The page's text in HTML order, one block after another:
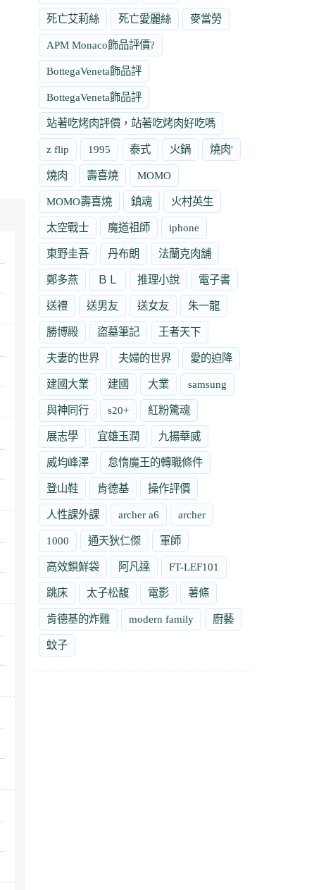
死亡艾莉絲 死亡愛麗絲 麥當勞
APM Monaco飾品評價?
BottegaVeneta飾品評
BottegaVeneta飾品評
站著吃烤肉評價，站著吃烤肉好吃嗎
z flip 1995 泰式 火鍋 燒肉'
燒肉 壽喜燒 MOMO
MOMO壽喜燒 鎮魂 火村英生
太空戰士 魔道祖師 iphone
東野圭吾 丹布朗 法蘭克肉舖
鄭多燕 ＢＬ 推理小說 電子書
送禮 送男友 送女友 朱一龍
勝博殿 盜墓筆記 王者天下
夫妻的世界 夫婦的世界 愛的迫降
建國大業 建國 大業 samsung
與神同行 s20+ 紅粉驚魂
展志學 宜雄玉潤 九揚華威
威均峰澤 怠惰魔王的轉職條件
登山鞋 肯德基 操作評價
人性課外課 archer a6 archer
1000 通天狄仁傑 軍師
高效鎖鮮袋 阿凡達 FT-LEF101
跳床 太子松馥 電影 薯條
肯德基的炸雞 modern family 廚藝
蚊子